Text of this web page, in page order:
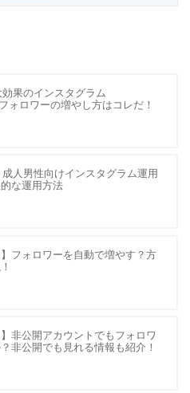
効果のインスタグラム
ォロワーの増やし方はコレだ！
成人男性向けインスタグラム運用
な運用方法
】フォロワーを自動で増やす？方
】非公開アカウントでもフォロワ
非公開でも見れる情報も紹介！